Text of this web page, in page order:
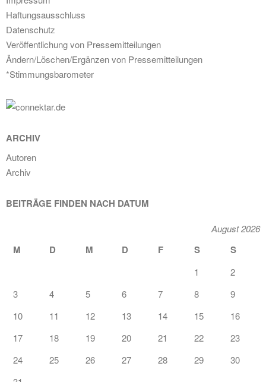
Haftungsausschluss
Datenschutz
Veröffentlichung von Pressemitteilungen
Ändern/Löschen/Ergänzen von Pressemitteilungen
*Stimmungsbarometer
ARCHIV
Autoren
Archiv
BEITRÄGE FINDEN NACH DATUM
August 2026
M D M D F S S
1
2
3
4 5 6 7 8
9
10
11 12 13 14 15
16
17
18 19 20 21 22
23
24
25 26 27 28 29
30